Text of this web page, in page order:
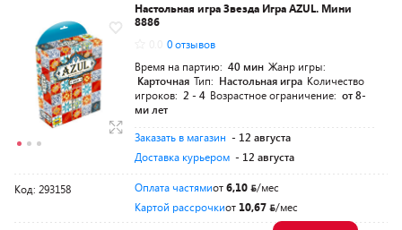
Настольная игра Звезда Игра AZUL. Мини
8886
0 отзывов
Время на партию: 40 мин Жанр игры:
Карточная Тип: Настольная игра Количество
игроков: 2 - 4 Возрастное ограничение: от 8-
ми лет
Заказать в магазин - 12 августа
Доставка курьером - 12 августа
Код: 293158 Оплата частямиот6,10
/мес
Картой рассрочкиот 10,67 /мес